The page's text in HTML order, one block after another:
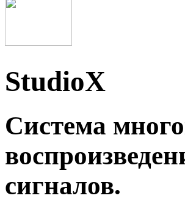
StudioX
Система
сигналов.